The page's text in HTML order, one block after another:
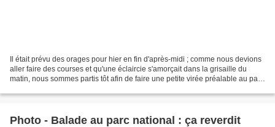
Il était prévu des orages pour hier en fin d'après-midi ; comme nous devions
aller faire des courses et qu'une éclaircie s'amorçait dans la grisaille du
matin, nous sommes partis tôt afin de faire une petite virée préalable au parc
Photo - Balade au parc national : ça reverdit